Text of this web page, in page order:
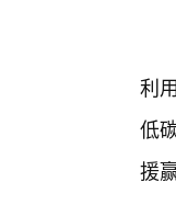
利
低
援